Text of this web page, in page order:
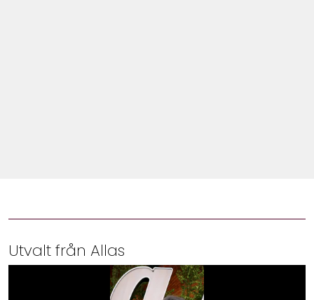
Utvalt från Allas